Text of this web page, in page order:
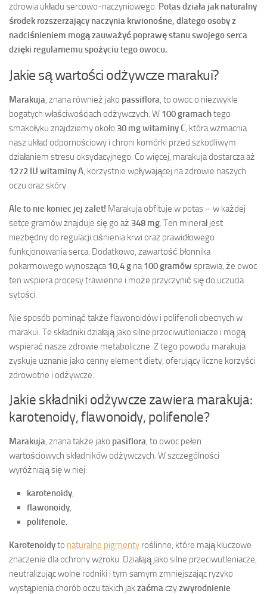
zdrowia układu sercowo-naczyniowego. Potas działa jak naturalny
środek rozszerzający naczynia krwionośne, dlatego osoby z
nadciśnieniem mogą zauważyć poprawę stanu swojego serca
dzięki regularnemu spożyciu tego owocu.
Jakie są wartości odżywcze marakui?
Marakuja, znana również jako passiflora, to owoc o niezwykle
bogatych właściwościach odżywczych. W 100 gramachtego
smakołyku znajdziemy około 30 mg witaminy C, która wzmacnia
nasz układ odpornościowy i chroni komórki przed szkodliwym
działaniem stresu oksydacyjnego. Co więcej, marakuja dostarcza aż
1272 IU witaminy A, korzystnie wpływającej na zdrowie naszych
oczu oraz skóry.
Ale to nie koniec jej zalet! Marakuja obfituje w potas – w każdej
setce gramów znajduje się go aż 348 mg. Ten minerał jest
niezbędny do regulacji ciśnienia krwi oraz prawidłowego
funkcjonowania serca. Dodatkowo, zawartość błonnika
pokarmowego wynosząca10,4 g na100 gramów sprawia, że owoc
ten wspiera procesy trawienne i może przyczynić się do uczucia
sytości.
Nie sposób pominąć także flawonoidów i polifenoli obecnych w
marakui. Te składniki działają jako silne przeciwutleniacze i mogą
wspierać nasze zdrowie metaboliczne. Z tego powodu marakuja
zyskuje uznanie jako cenny element diety, oferujący liczne korzyści
zdrowotne i odżywcze.
Jakie składniki odżywcze zawiera marakuja:
karotenoidy, flawonoidy, polifenole?
Marakuja, znana także jako pasiflora, to owoc pełen
wartościowych składników odżywczych. W szczególności
wyróżniają się w niej:
karotenoidy,
flawonoidy,
polifenole.
Karotenoidyto naturalne pigmenty roślinne, które mają kluczowe
znaczenie dla ochrony wzroku. Działają jako silne przeciwutleniacze,
neutralizując wolne rodniki i tym samym zmniejszając ryzyko
wystąpienia chorób oczu takich jakzaćmaczyzwyrodnienie